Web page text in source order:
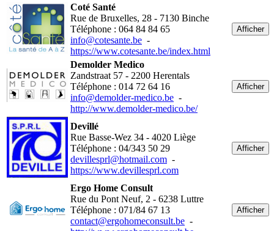
Coté Santé
Rue de Bruxelles, 28 - 7130 Binche
Téléphone : 064 84 84 65
info@cotesante.be -
https://www.cotesante.be/index.html
Afficher
Demolder Medico
Zandstraat 57 - 2200 Herentals
Téléphone : 014 72 64 16
info@demolder-medico.be -
http://www.demolder-medico.be/
Afficher
Devillé
Rue Basse-Wez 34 - 4020 Liège
Téléphone : 04/343 50 29
devillesprl@hotmail.com -
https://www.devillesprl.com
Afficher
Ergo Home Consult
Rue du Pont Neuf, 2 - 6238 Luttre
Téléphone : 071/84 67 13
contact@ergohomeconsult.be -
Afficher